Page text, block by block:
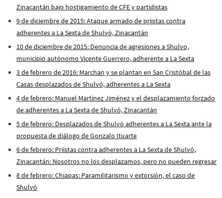
Zinacantán bajo hostigamiento de CFE y partidistas
9 de diciembre de 2015: Ataque armado de priistas contra
adherentes a La Sexta de Shulvó, Zinacantán
10 de diciembre de 2015: Denuncia de agresiones a Shulvo,
municipio autónomo Vicente Guerrero, adherente a La Sexta
3 de febrero de 2016: Marchan y se plantan en San Cristóbal de las
Casas desplazados de Shulvó, adherentes a La Sexta
4 de febrero: Manuel Martínez Jiménez y el desplazamiento forzado
de adherentes a La Sexta de Shulvó, Zinacantán
5 de febrero: Desplazados de Shulvó adherentes a La Sexta ante la
propuesta de diálogo de Gonzalo Ituarte
6 de febrero: Priístas contra adherentes a La Sexta de Shulvó,
Zinacantán: Nosotros no los desplazamos, pero no pueden regresar
8 de febrero: Chiapas: Paramilitarismo y extorsión, el caso de
Shulvó